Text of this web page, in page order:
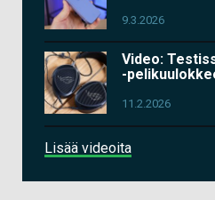
9.3.2026
Video:
-
11.2.2026
Lisää videoita